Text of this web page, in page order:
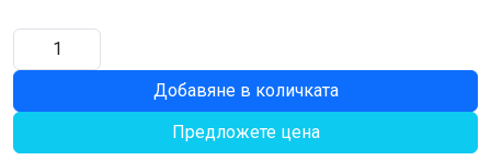
количество
за
16X50X115
Добавяне в количката
Предложете цена